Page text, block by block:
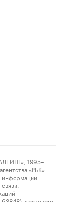
1995–
«РБК»
информации